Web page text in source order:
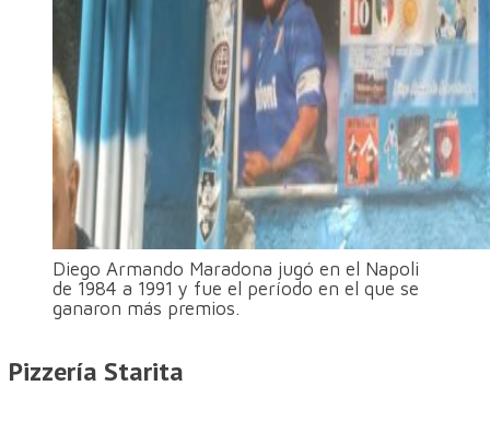
Diego Armando Maradona jugó en el Napoli
de 1984 a 1991 y fue el período en el que se
ganaron más premios.
Pizzería Starita